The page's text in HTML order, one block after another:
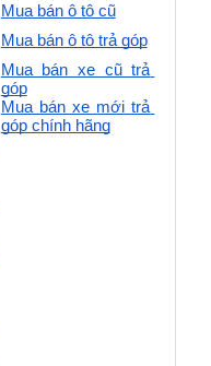
Mua bán ô tô cũ
Mua bán ô tô trả góp
Mua bán xe cũ trả
góp
Mua bán xe mới trả
góp chính hãng